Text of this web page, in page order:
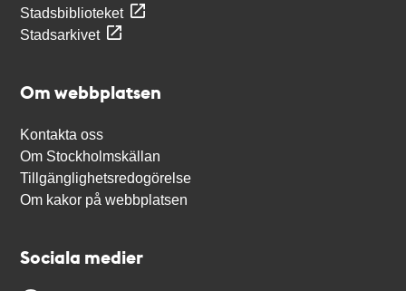
Stadsbiblioteket
Stadsarkivet
Om webbplatsen
Kontakta oss
Om Stockholmskällan
Tillgänglighetsredogörelse
Om kakor på webbplatsen
Sociala medier